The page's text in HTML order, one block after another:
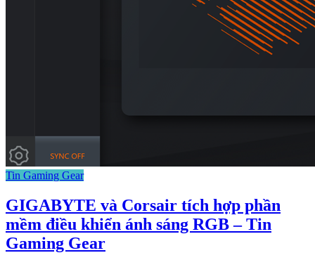
Tin Gaming Gear
GIGABYTE và Corsair tích hợp phần
mềm điều khiển ánh sáng RGB – Tin
Gaming Gear